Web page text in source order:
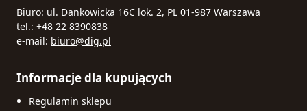
Biuro: ul. Dankowicka 16C lok. 2, PL 01-987 Warszawa
tel.: +48 22 8390838
e-mail: biuro@dig.pl
Informacje dla kupujących
Regulamin sklepu